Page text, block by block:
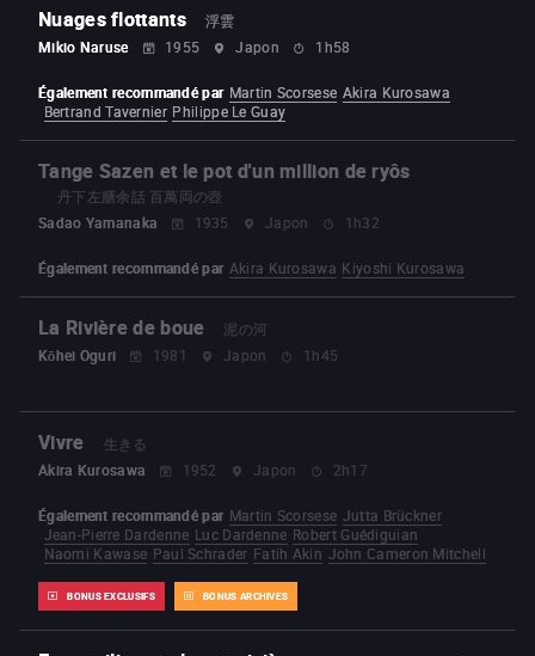
Nuages flottants
浮雲
Mikio Naruse
1955 Japon 1h58
Également recommandé par Martin Scorsese Akira Kurosawa
Bertrand Tavernier Philippe Le Guay
Tange Sazen et le pot d'un million de ryôs
丹下左膳余話 百萬両の壺
Sadao Yamanaka
1935 Japon 1h32
Également recommandé par Akira Kurosawa Kiyoshi Kurosawa
La Rivière de boue
泥の河
Kōhei Oguri
1981 Japon 1h45
Vivre
生きる
Akira Kurosawa
1952 Japon 2h17
BONUS EXCLUSIFS BONUS ARCHIVES
Également recommandé par Martin Scorsese Jutta Brückner
Jean-Pierre Dardenne Luc Dardenne Robert Guédiguian
Naomi Kawase Paul Schrader Fatih Akin John Cameron Mitchell